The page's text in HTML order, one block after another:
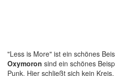
"Less is More" ist ein schönes
Oxymoron sind ein schönes
Punk. Hier schließt sich kein